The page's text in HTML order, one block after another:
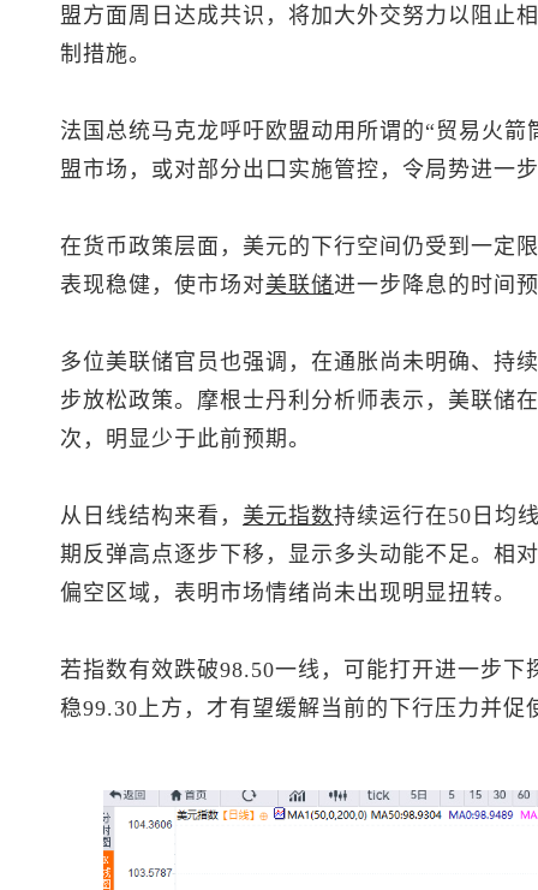
盟方面周日达成共识，将加大外交努力以阻止
制措施。
法国总统马克龙呼吁欧盟动用所谓的“贸易火
盟市场，或对部分出口实施管控，令局势进一
在货币政策层面，美元的下行空间仍受到一定
表现稳健，使市场对美联储进一步降息的时间
多位美联储官员也强调，在通胀尚未明确、持
步放松政策。摩根士丹利分析师表示，美联储
次，明显少于此前预期。
从日线结构来看， 美元指数持续运行在50日均
期反弹高点逐步下移，显示多头动能不足。相
偏空区域，表明市场情绪尚未出现明显扭转。
若指数有效跌破98.50一线，可能打开进一步
稳99.30上方，才有望缓解当前的下行压力并促